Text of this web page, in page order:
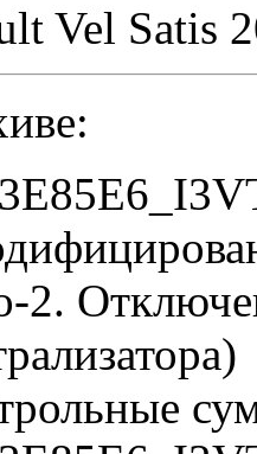
Vel Satis
2.